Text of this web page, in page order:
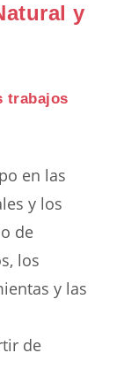
y
trabajos
en las
y los
de
los
y las
de